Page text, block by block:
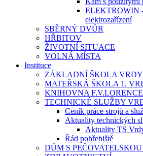
ELEKTROWIN
elektrozařízení
SBĚRNÝ DVŮR
HŘBITOV
ŽIVOTNÍ SITUACE
VOLNÁ MÍSTA
Instituce
ZÁKLADNÍ ŠKOLA VRDY
MATEŘSKÁ ŠKOLA 1.
KNIHOVNA F.V.LORENCE
TECHNICKÉ SLUŽBY
Ceník práce strojů a
Aktuality technických
Aktuality TS
Řád pohřebiště
DŮM S